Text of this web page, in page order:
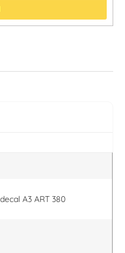
A3 ART 380